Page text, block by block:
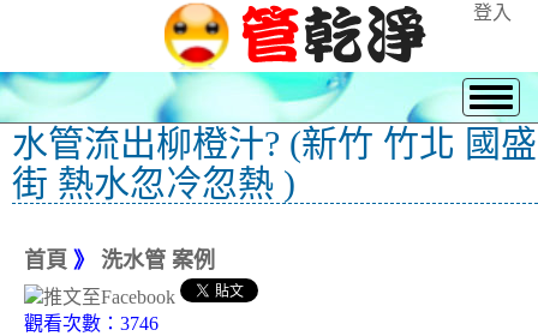
登入
水管流出柳橙汁? (新竹 竹北 國盛
街 熱水忽冷忽熱 )
首頁 》 洗水管 案例
觀看次數：3746